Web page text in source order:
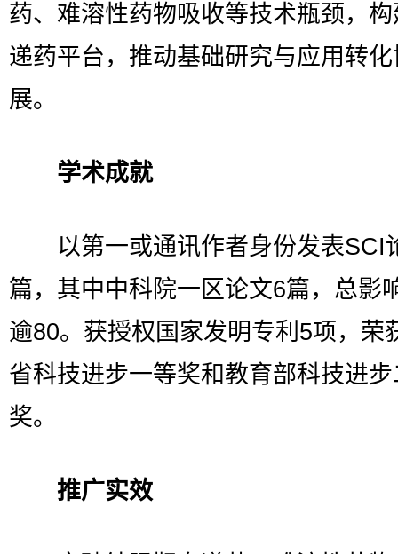
药、难溶性药物吸收等技术瓶颈，
递药平台，推动基础研究与应用转
展。
学术成就
以第一或通讯作者身份发表SCI
篇，其中中科院一区论文6篇，总影
逾80。获授权国家发明专利5项，荣
省科技进步一等奖和教育部科技进
奖。
推广实效